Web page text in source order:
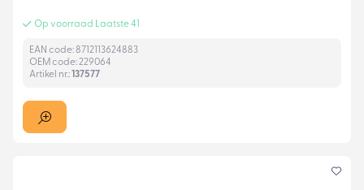
Op voorraad Laatste 41
EAN code: 8712113624883
OEM code: 229064
Artikel nr.: 137577